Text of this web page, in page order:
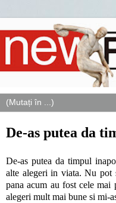
De-as putea da
De-as putea da timpul
alte alegeri in viata. Nu pot
pana acum au fost cele mai
alegeri mult mai bune si mi-